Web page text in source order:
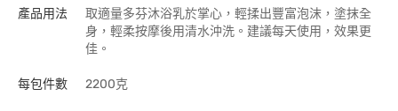
產品用法
取適量多芬沐浴乳於掌心，輕揉出豐富泡沫，塗抹全
身，輕柔按摩後用清水沖洗。建議每天使用，效果更
佳。
每包件數 2200克